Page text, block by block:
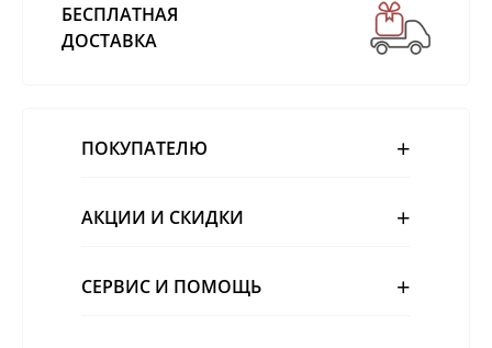
БЕСПЛАТНАЯ
ДОСТАВКА
ПОКУПАТЕЛЮ
АКЦИИ И СКИДКИ
СЕРВИС И ПОМОЩЬ